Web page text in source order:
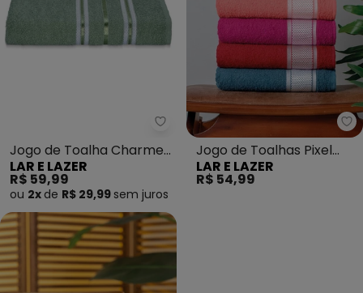
Lar e Lazer - Jogo de Toalha
Jogo de Toalha Charme
(Verde Bambu) 2 Peças
LAR E LAZER
R$ 59,99
ou 2x de R$ 29,99 sem juros
Jogo de Toalhas Pixel
(Verde Casual) 2 Peças
LAR E LAZER
R$ 54,99